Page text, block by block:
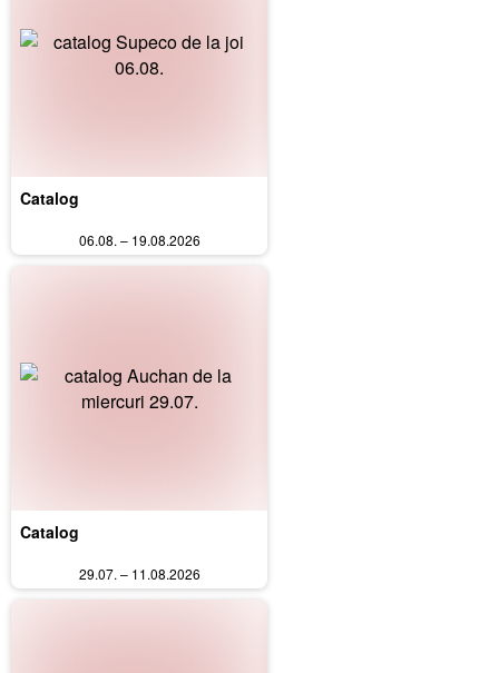
Catalog
06.08. – 19.08.2026
Catalog
29.07. – 11.08.2026